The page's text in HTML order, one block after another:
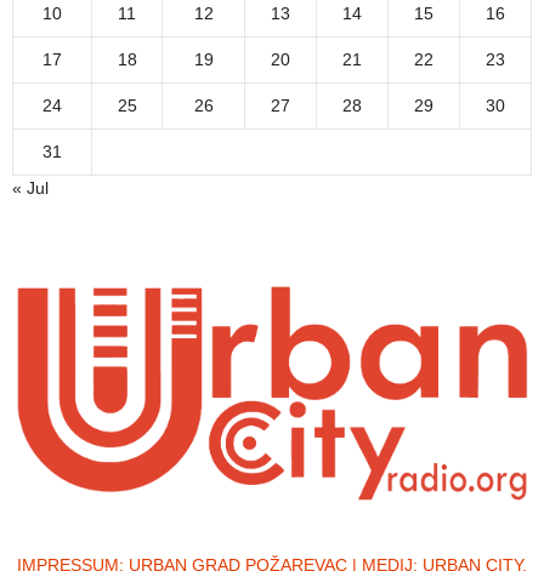
10 11 12 13 14 15 16
17 18 19 20 21 22 23
24 25 26 27 28 29 30
31
« Jul
IMPRESSUM: URBAN GRAD POŽAREVAC | MEDIJ: URBAN CITY,